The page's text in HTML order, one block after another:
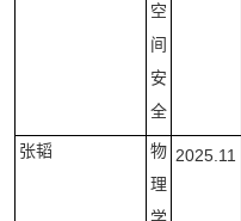
空
间
安
全
张韬
物
理
2025.11